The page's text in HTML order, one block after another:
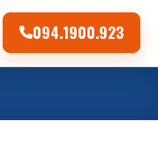
094.1900.923